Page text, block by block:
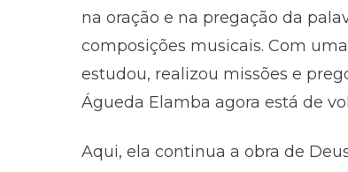
na oração e na pregação da
composições musicais. Com
estudou, realizou missões e
Águeda Elamba agora está de
Aqui, ela continua a obra de